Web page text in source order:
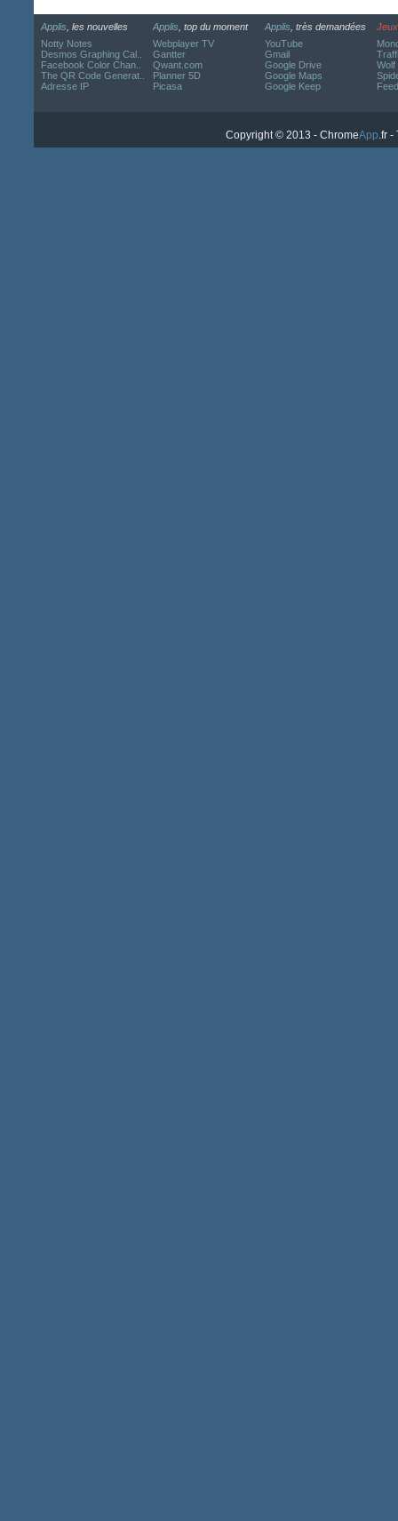
Applis , les nouvelles
Notty Notes
Desmos Graphing Cal..
Facebook Color Chan..
The QR Code Generat..
Adresse IP
Applis , top du moment
Webplayer TV
Gantter
Qwant.com
Planner 5D
Picasa
Applis , très demandées
YouTube
Gmail
Google Drive
Google Maps
Google Keep
Jeux
Wolf
Copyright © 2013 - ChromeApp.fr -